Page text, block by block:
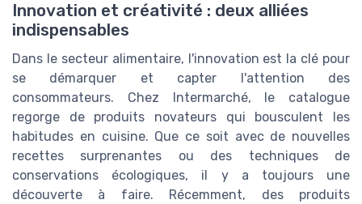
Innovation et créativité : deux alliées
indispensables
Dans le secteur alimentaire, l'innovation est la clé pour
se démarquer et capter l'attention des
consommateurs. Chez Intermarché, le catalogue
regorge de produits novateurs qui bousculent les
habitudes en cuisine. Que ce soit avec de nouvelles
recettes surprenantes ou des techniques de
conservations écologiques, il y a toujours une
découverte à faire. Récemment, des produits